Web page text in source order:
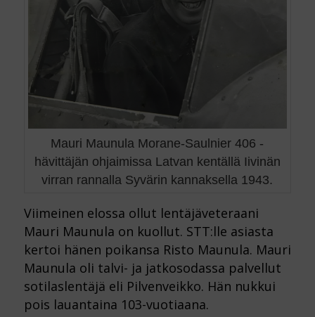
Mauri Maunula Morane-Saulnier 406 -
hävittäjän ohjaimissa Latvan kentällä Iivinän
virran rannalla Syvärin kannaksella 1943.
Viimeinen elossa ollut lentäjäveteraani
Mauri Maunula on kuollut. STT:lle asiasta
kertoi hänen poikansa Risto Maunula. Mauri
Maunula oli talvi- ja jatkosodassa palvellut
sotilaslentäjä eli Pilvenveikko. Hän nukkui
pois lauantaina 103-vuotiaana.